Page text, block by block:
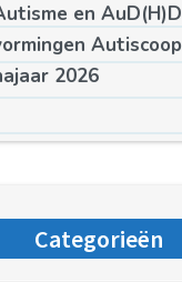
en AuD(H)D
Autiscoop
2026
Categorieën